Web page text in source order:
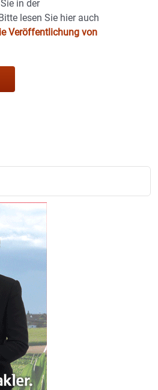
in der
Bitte lesen Sie hier auch
Veröffentlichung von